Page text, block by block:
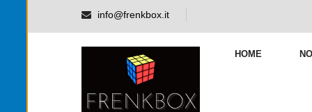
info@frenkbox.it
HOME